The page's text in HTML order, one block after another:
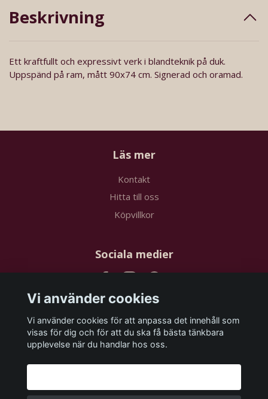
Beskrivning
Ett kraftfullt och expressivt verk i blandteknik på duk.
Uppspänd på ram, mått 90x74 cm. Signerad och oramad.
Läs mer
Kontakt
Hitta till oss
Köpvillkor
Sociala medier
Prenumerera på vårt nyhetsbrev
Vi använder cookies
Vi använder cookies för att anpassa det innehåll som
visas för dig och för att du ska få bästa tänkbara
upplevelse när du handlar hos oss.